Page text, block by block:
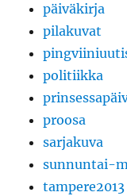
päiväkirja
pilakuvat
politiikka
proosa
sarjakuva
sunnuntai-
tampere2013